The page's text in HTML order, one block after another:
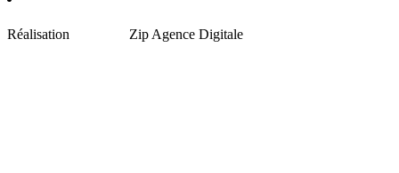
Réalisation Zip Agence Digitale